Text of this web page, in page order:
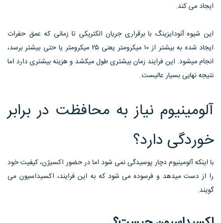
ایجاد می کند.
این شیوه آنودایزینگ با برقراری جریان الکتریکی تا زمانی که عمق حفرات
ایجاد شده به بیشتر از ۱۰ میکرومتر یعنی ۲۵ میکرومتر یا حتی بیشتر برسد،
انجام میشود. این فرایند زمان بیشتری طول میکشد و هزینه بیشتری دارد اما
نتیجه نهایی بسیار عالیست.
آلومینیوم نیاز به محافظت در برابر
خوردگی دارد؟
با اینکه آلومینیوم دچار پوسیدگی نمی شود اما در حضور اکسیژن، کیفیت خود
را از دست میدهد و فرسوده می شود که به این فرایند، اکسیداسیون می
گویند.